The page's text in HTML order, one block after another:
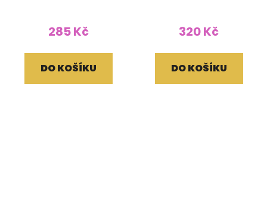
285 Kč
DO KOŠÍKU
320 Kč
DO KOŠÍKU